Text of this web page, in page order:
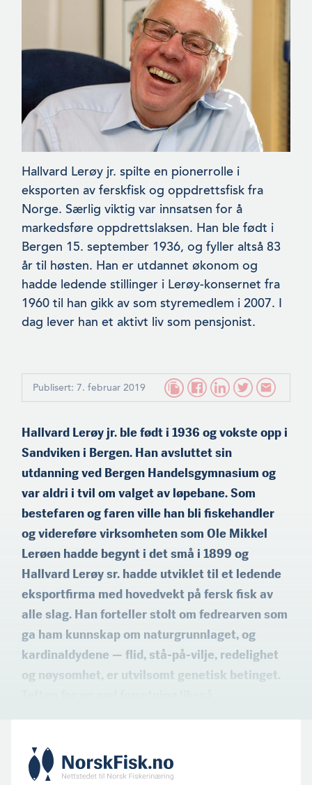
Hallvard Lerøy jr. spilte en pionerrolle i
eksporten av ferskfisk og oppdrettsfisk fra
Norge. Særlig viktig var innsatsen for å
markedsføre oppdrettslaksen. Han ble født i
Bergen 15. september 1936, og fyller altså 83
år til høsten. Han er utdannet økonom og
hadde ledende stillinger i Lerøy-konsernet fra
1960 til han gikk av som styremedlem i 2007. I
dag lever han et aktivt liv som pensjonist.
Publisert: 7. februar 2019
Hallvard Lerøy jr. ble født i 1936 og vokste opp i
Sandviken i Bergen. Han avsluttet sin
utdanning ved Bergen Handelsgymnasium og
var aldri i tvil om valget av løpebane. Som
bestefaren og faren ville han bli fiskehandler
og videreføre virksomheten som Ole Mikkel
Lerøen hadde begynt i det små i 1899 og
Hallvard Lerøy sr. hadde utviklet til et ledende
eksportfirma med hovedvekt på fersk fisk av
alle slag. Han forteller stolt om fedrearven som
ga ham kunnskap om naturgrunnlaget, og
kardinaldydene — flid, stå-på-vilje, redelighet
og nøysomhet, er utvilsomt genetisk betin­get.